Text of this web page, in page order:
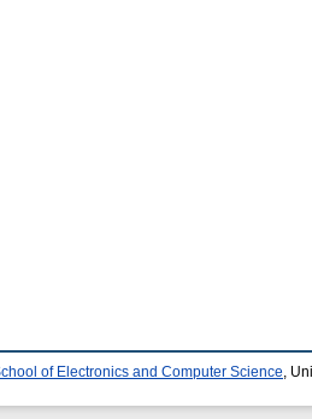
of Electronics and Computer Science ,